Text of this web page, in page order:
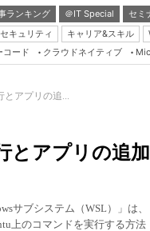
ランキング ＠IT Special セミ
セキュリティ キャリア&スキル
Java
Linux
コード クラウドネイティブ
とアプリの追...
とアプリの追加
サブシステム（WSL）」は、
上のコマンドを実行する方法